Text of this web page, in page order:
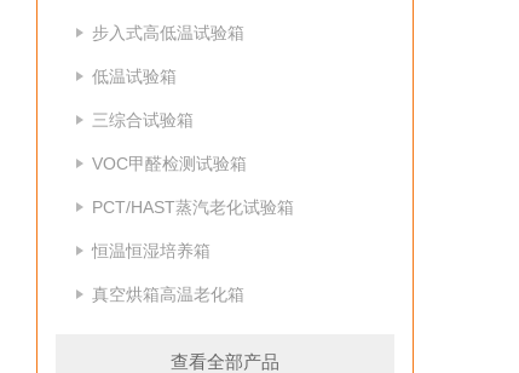
步入式高低温试验箱
低温试验箱
三综合试验箱
VOC甲醛检测试验箱
PCT/HAST蒸汽老化试验箱
恒温恒湿培养箱
真空烘箱高温老化箱
查看全部产品